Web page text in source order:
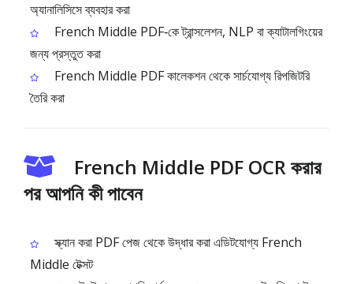
অ্যানালিসিসে ব্যবহার করা
French Middle PDF‑কে ট্রান্সলেশন, NLP বা ক্যাটালগিংয়ের
জন্য প্রস্তুত করা
French Middle PDF কালেকশন থেকে সার্চযোগ্য রিপজিটরি
তৈরি করা
French Middle PDF OCR করার
পর আপনি কী পাবেন
স্ক্যান করা PDF পেজ থেকে উদ্ধার করা এডিটযোগ্য French
Middle টেক্সট